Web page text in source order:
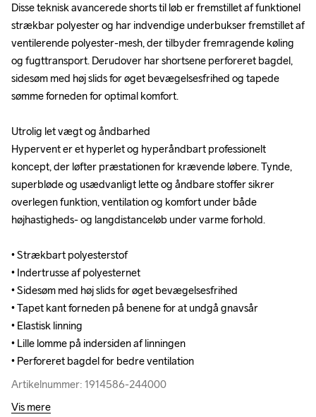
Disse teknisk avancerede shorts til løb er fremstillet af funktionel
strækbar polyester og har indvendige underbukser fremstillet af
ventilerende polyester-mesh, der tilbyder fremragende køling
og fugttransport. Derudover har shortsene perforeret bagdel,
sidesøm med høj slids for øget bevægelsesfrihed og tapede
sømme forneden for optimal komfort.
Utrolig let vægt og åndbarhed
Hypervent er et hyperlet og hyperåndbart professionelt
koncept, der løfter præstationen for krævende løbere. Tynde,
superbløde og usædvanligt lette og åndbare stoffer sikrer
overlegen funktion, ventilation og komfort under både
højhastigheds- og langdistanceløb under varme forhold.
• Strækbart polyesterstof
• Indertrusse af polyesternet
• Sidesøm med høj slids for øget bevægelsesfrihed
• Tapet kant forneden på benene for at undgå gnavsår
• Elastisk linning
• Lille lomme på indersiden af linningen
• Perforeret bagdel for bedre ventilation
Artikelnummer: 1914586-244000
Disse teknisk avancerede shorts til løb er fremstillet af funktionel
strækbar polyester og har indvendige underbukser fremstillet af
ventilerende polyester-mesh, der tilbyder fremragende køling
og fugttransport. Derudover har shortsene perforeret bagdel,
sidesøm med høj slids for øget bevægelsesfrihed og tapede
sømme forneden for optimal komfort.
Utrolig let vægt og åndbarhed
Hypervent er et hyperlet og hyperåndbart professionelt
koncept, der løfter præstationen for krævende løbere. Tynde,
superbløde og usædvanligt lette og åndbare stoffer sikrer
overlegen funktion, ventilation og komfort under både
højhastigheds- og langdistanceløb under varme forhold.
• Strækbart polyesterstof
• Indertrusse af polyesternet
• Sidesøm med høj slids for øget bevægelsesfrihed
• Tapet kant forneden på benene for at undgå gnavsår
• Elastisk linning
• Lille lomme på indersiden af linningen
• Perforeret bagdel for bedre ventilation
Artikelnummer: 1914586-244000
Vis mere